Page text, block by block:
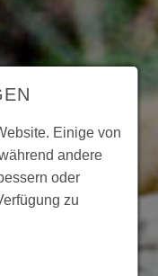
Einige von
andere
oder
zu